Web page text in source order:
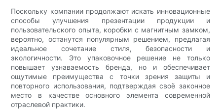
Поскольку компании продолжают искать инновационные
способы улучшения презентации продукции и
пользовательского опыта, коробки с магнитным замком,
вероятно, останутся популярным решением, предлагая
идеальное сочетание стиля, безопасности и
экологичности. Это упаковочное решение не только
повышает узнаваемость бренда, но и обеспечивает
ощутимые преимущества с точки зрения защиты и
повторного использования, подтверждая своё законное
место в качестве основного элемента современной
отраслевой практики.